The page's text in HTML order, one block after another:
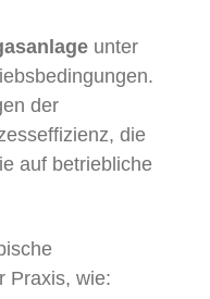
unter
der
die
auf betriebliche
Praxis, wie: